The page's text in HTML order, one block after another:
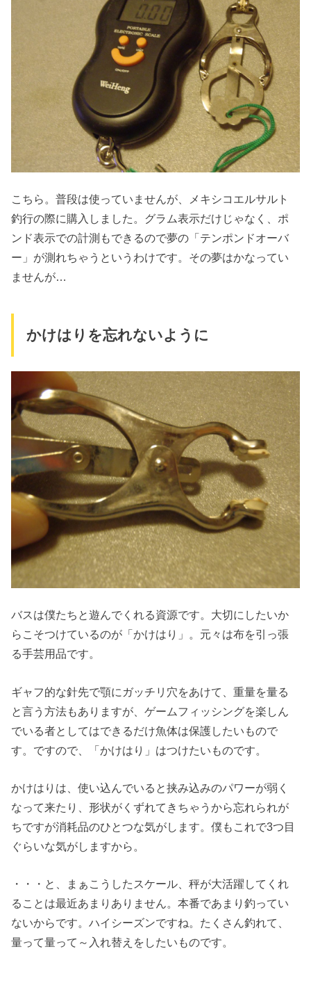
こちら。普段は使っていませんが、メキシコエルサルト
釣行の際に購入しました。グラム表示だけじゃなく、ポ
ンド表示での計測もできるので夢の「テンポンドオーバ
ー」が測れちゃうというわけです。その夢はかなってい
ませんが…
かけはりを忘れないように
バスは僕たちと遊んでくれる資源です。大切にしたいか
らこそつけているのが「かけはり」。元々は布を引っ張
る手芸用品です。
ギャフ的な針先で顎にガッチリ穴をあけて、重量を量る
と言う方法もありますが、ゲームフィッシングを楽しん
でいる者としてはできるだけ魚体は保護したいもので
す。ですので、「かけはり」はつけたいものです。
かけはりは、使い込んでいると挟み込みのパワーが弱く
なって来たり、形状がくずれてきちゃうから忘れられが
ちですが消耗品のひとつな気がします。僕もこれで3つ目
ぐらいな気がしますから。
・・・と、まぁこうしたスケール、秤が大活躍してくれ
ることは最近あまりありません。本番であまり釣ってい
ないからです。ハイシーズンですね。たくさん釣れて、
量って量って～入れ替えをしたいものです。